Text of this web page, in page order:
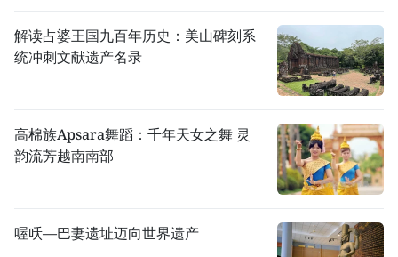
解读占婆王国九百年历史：美山碑刻系
统冲刺文献遗产名录
高棉族Apsara舞蹈：千年天女之舞 灵
韵流芳越南南部
喔㕭—巴妻遗址迈向世界遗产